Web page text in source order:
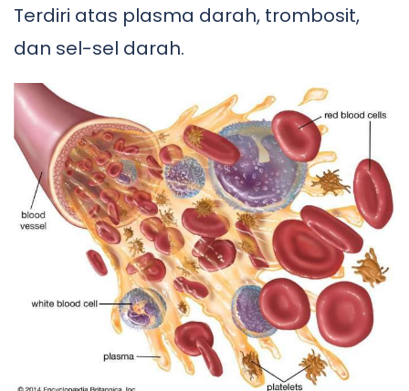
Terdiri atas plasma darah, trombosit,
dan sel-sel darah.